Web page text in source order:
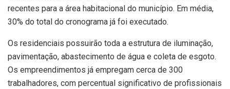
recentes para a área habitacional do município. Em média,
30% do total do cronograma já foi executado.
Os residenciais possuirão toda a estrutura de iluminação,
pavimentação, abastecimento de água e coleta de esgoto.
Os empreendimentos já empregam cerca de 300
trabalhadores, com percentual significativo de profissionais